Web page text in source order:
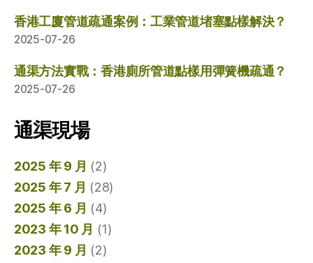
香港工廈管道疏通案例：工業管道堵塞點樣解決？
2025-07-26
通渠方法實戰：香港廁所管道點樣用彈簧機疏通？
2025-07-26
通渠現場
2025 年 9 月 (2)
2025 年 7 月 (28)
2025 年 6 月 (4)
2023 年 10 月 (1)
2023 年 9 月 (2)